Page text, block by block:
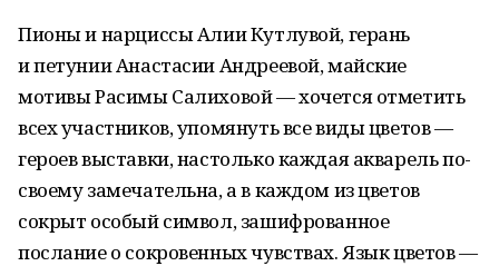
Пионы и нарциссы Алии Кутлувой, герань
и петунии Анастасии Андреевой, майские
мотивы Расимы Салиховой — хочется отметить
всех участников, упомянуть все виды цветов —
героев выставки, настолько каждая акварель по-
своему замечательна, а в каждом из цветов
сокрыт особый символ, зашифрованное
послание о сокровенных чувствах. Язык цветов —